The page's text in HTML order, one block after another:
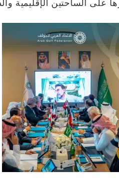
على الساحتين الإقليمية